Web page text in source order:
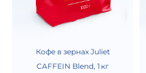
Кофе в зернах Juliet
CAFFEIN Blend, 1 кг